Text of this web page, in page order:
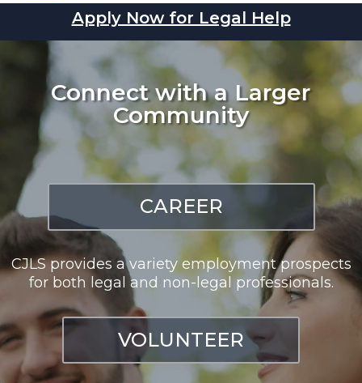
Apply Now for Legal Help
Connect with a Larger
Community
CAREER
CJLS provides a variety employment prospects
for both legal and non-legal professionals.
VOLUNTEER